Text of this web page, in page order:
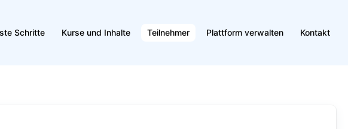
Schritte Kurse und Inhalte Teilnehmer Plattform verwalten Kontakt